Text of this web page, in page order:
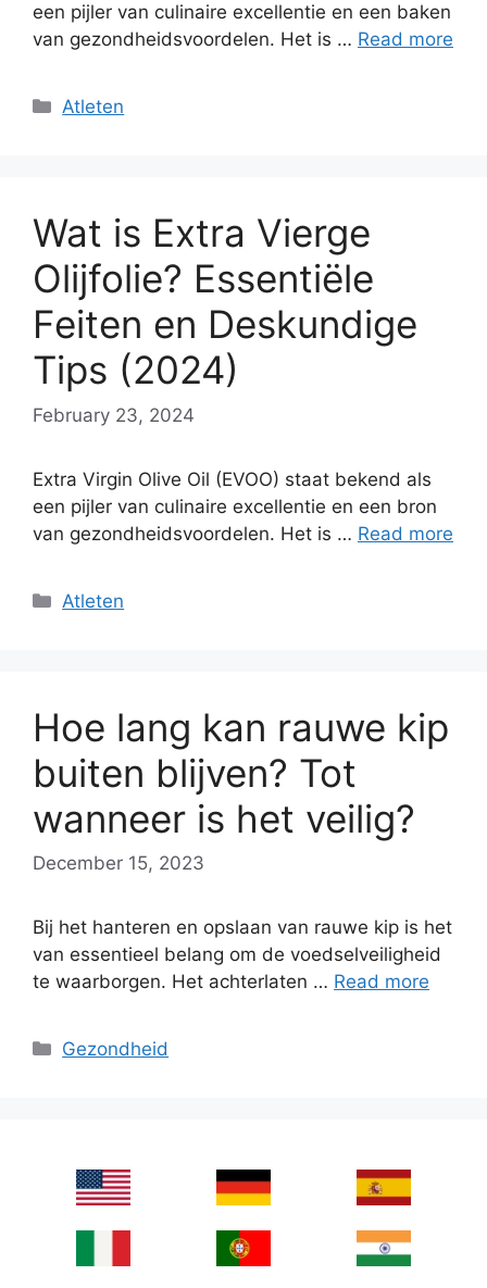
een pijler van culinaire excellentie en een baken
van gezondheidsvoordelen. Het is … Read more
Categories
Atleten
Wat is Extra Vierge
Olijfolie? Essentiële
Feiten en Deskundige
Tips (2024)
February 23, 2024
Extra Virgin Olive Oil (EVOO) staat bekend als
een pijler van culinaire excellentie en een bron
van gezondheidsvoordelen. Het is … Read more
Categories
Atleten
Hoe lang kan rauwe kip
buiten blijven? Tot
wanneer is het veilig?
December 15, 2023
Bij het hanteren en opslaan van rauwe kip is het
van essentieel belang om de voedselveiligheid
te waarborgen. Het achterlaten … Read more
Categories
Gezondheid